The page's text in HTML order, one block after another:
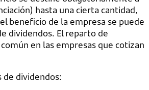
hasta una cierta cantidad,
beneficio de la empresa se puede
dividendos. El reparto de
en las empresas que cotizan
de dividendos: